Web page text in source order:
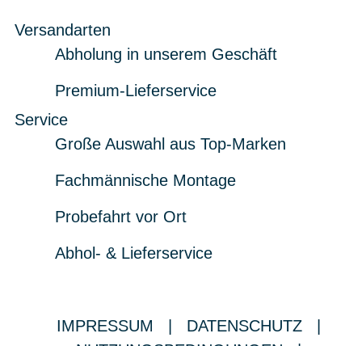
Versandarten
Abholung in unserem Geschäft
Premium-Lieferservice
Service
Große Auswahl aus Top-Marken
Fachmännische Montage
Probefahrt vor Ort
Abhol- & Lieferservice
IMPRESSUM DATENSCHUTZ